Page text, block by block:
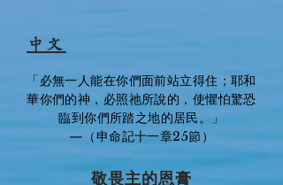
中文
「必無一人能在你們面前站立得住；耶和
華你們的神，必照祂所說的，使懼怕驚恐
臨到你們所踏之地的居民。」
—（申命記十一章25節）
敬畏主的恩膏